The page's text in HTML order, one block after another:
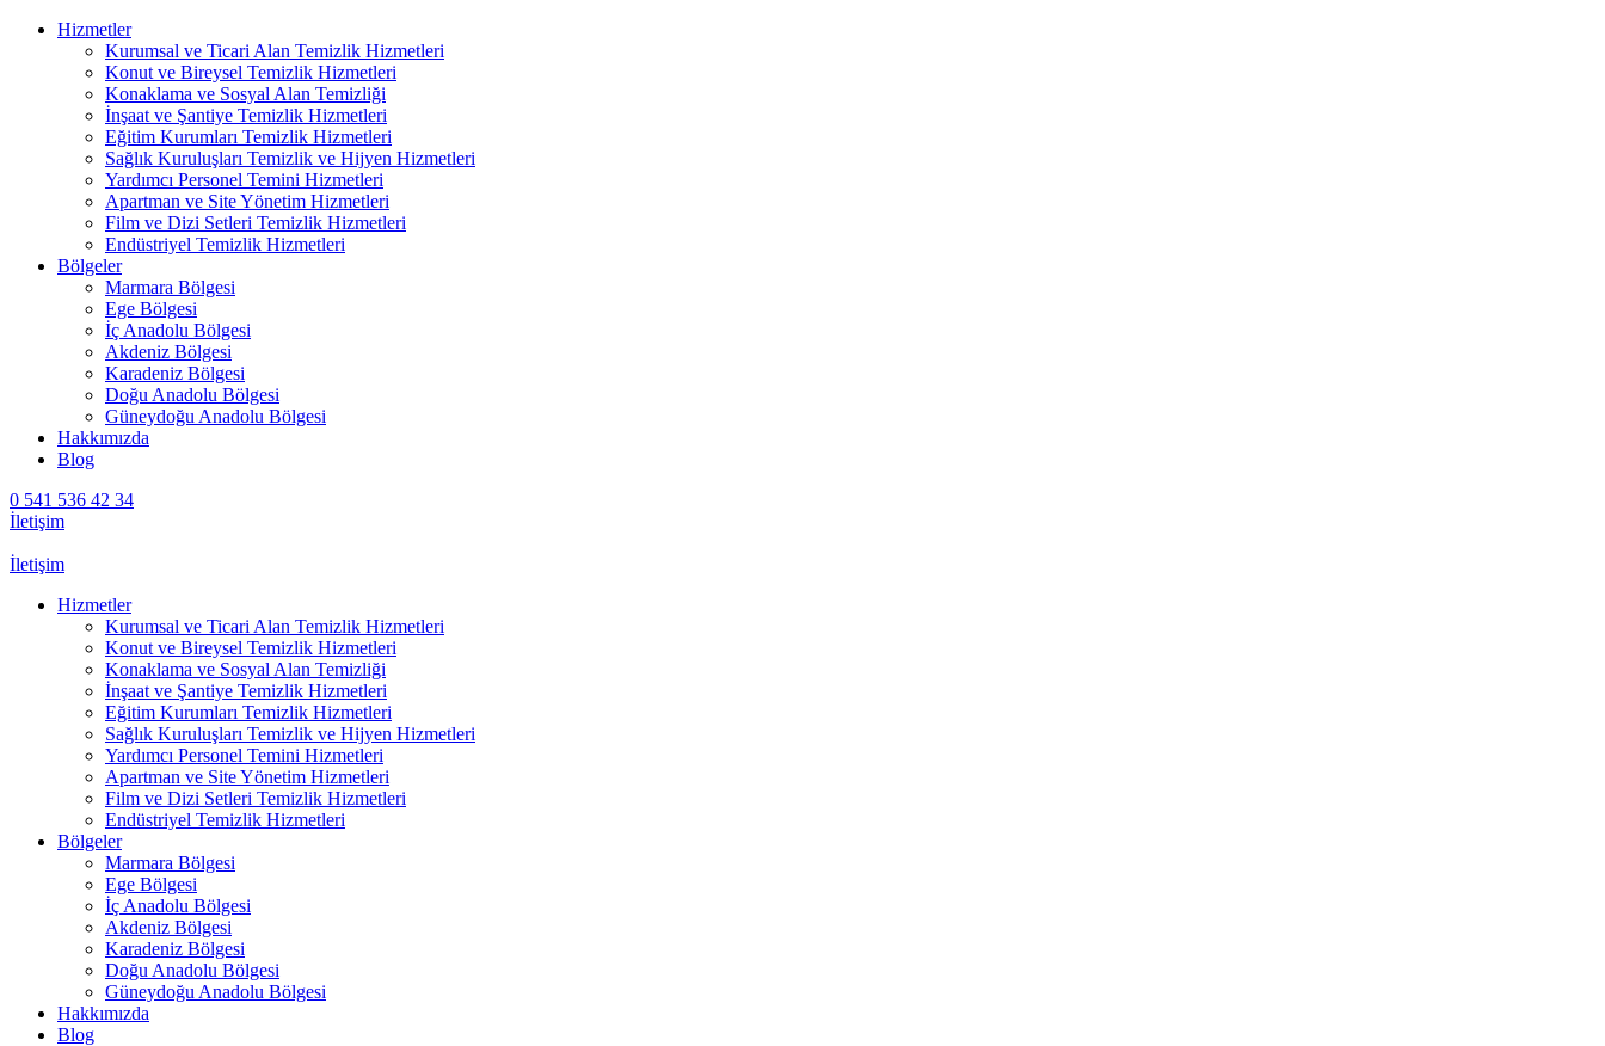
Hizmetler
Kurumsal ve Ticari Alan Temizlik Hizmetleri
Konut ve Bireysel Temizlik Hizmetleri
Konaklama ve Sosyal Alan Temizliği
İnşaat ve Şantiye Temizlik Hizmetleri
Eğitim Kurumları Temizlik Hizmetleri
Sağlık Kuruluşları Temizlik ve Hijyen Hizmetleri
Yardımcı Personel Temini Hizmetleri
Apartman ve Site Yönetim Hizmetleri
Film ve Dizi Setleri Temizlik Hizmetleri
Endüstriyel Temizlik Hizmetleri
Bölgeler
Marmara Bölgesi
Ege Bölgesi
İç Anadolu Bölgesi
Akdeniz Bölgesi
Karadeniz Bölgesi
Doğu Anadolu Bölgesi
Güneydoğu Anadolu Bölgesi
Hakkımızda
Blog
0 541 536 42 34
İletişim
İletişim
Hizmetler
Kurumsal ve Ticari Alan Temizlik Hizmetleri
Konut ve Bireysel Temizlik Hizmetleri
Konaklama ve Sosyal Alan Temizliği
İnşaat ve Şantiye Temizlik Hizmetleri
Eğitim Kurumları Temizlik Hizmetleri
Sağlık Kuruluşları Temizlik ve Hijyen Hizmetleri
Yardımcı Personel Temini Hizmetleri
Apartman ve Site Yönetim Hizmetleri
Film ve Dizi Setleri Temizlik Hizmetleri
Endüstriyel Temizlik Hizmetleri
Bölgeler
Marmara Bölgesi
Ege Bölgesi
İç Anadolu Bölgesi
Akdeniz Bölgesi
Karadeniz Bölgesi
Doğu Anadolu Bölgesi
Güneydoğu Anadolu Bölgesi
Hakkımızda
Blog